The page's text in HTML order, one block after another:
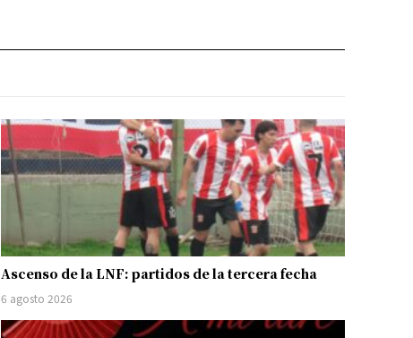
Ascenso de la LNF: partidos de la tercera fecha
6 agosto 2026